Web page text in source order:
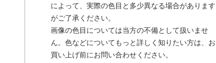
によって、実際の色目と多少異なる場合があります
がご了承ください。
画像の色目については当方の不備として扱いませ
ん。色などについてもっと詳しく知りたい方は、お
買い上げ前にお問い合わせください。